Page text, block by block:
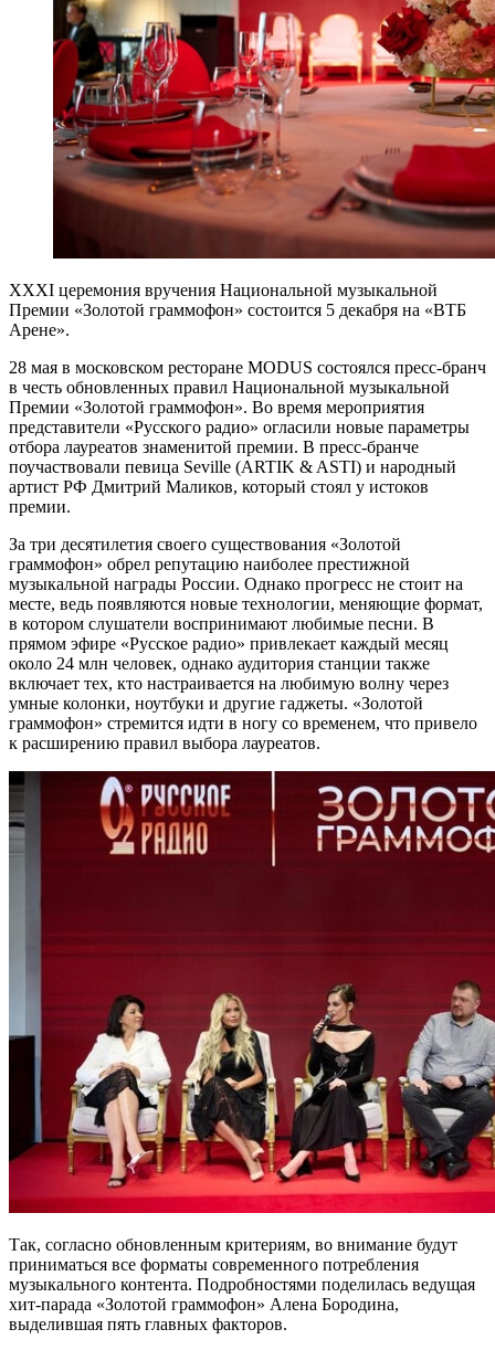
XXXI церемония вручения Национальной музыкальной
Премии «Золотой граммофон» состоится 5 декабря на «ВТБ
Арене».
28 мая в московском ресторане MODUS состоялся пресс-бранч
в честь обновленных правил Национальной музыкальной
Премии «Золотой граммофон». Во время мероприятия
представители «Русского радио» огласили новые параметры
отбора лауреатов знаменитой премии. В пресс-бранче
поучаствовали певица Seville (ARTIK & ASTI) и народный
артист РФ Дмитрий Маликов, который стоял у истоков
премии.
За три десятилетия своего существования «Золотой
граммофон» обрел репутацию наиболее престижной
музыкальной награды России. Однако прогресс не стоит на
месте, ведь появляются новые технологии, меняющие формат,
в котором слушатели воспринимают любимые песни. В
прямом эфире «Русское радио» привлекает каждый месяц
около 24 млн человек, однако аудитория станции также
включает тех, кто настраивается на любимую волну через
умные колонки, ноутбуки и другие гаджеты. «Золотой
граммофон» стремится идти в ногу со временем, что привело
к расширению правил выбора лауреатов.
Так, согласно обновленным критериям, во внимание будут
приниматься все форматы современного потребления
музыкального контента. Подробностями поделилась ведущая
хит-парада «Золотой граммофон» Алена Бородина,
выделившая пять главных факторов.